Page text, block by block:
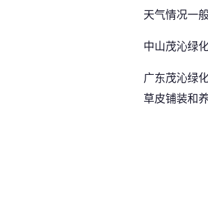
天气情况一
中山茂沁绿
广东茂沁绿
草皮铺装和